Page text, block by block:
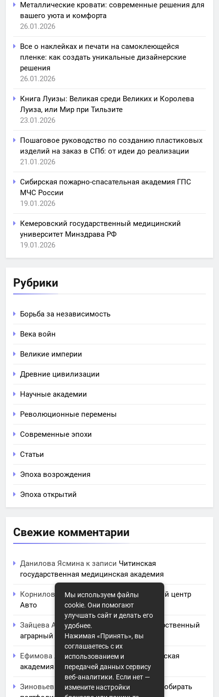
Металлические кровати: современные решения для
вашего уюта и комфорта
26.01.2026
Все о наклейках и печати на самоклеющейся
пленке: как создать уникальные дизайнерские
решения
26.01.2026
Книга Луизы: Великая среди Великих и Королева
Луиза, или Мир при Тильзите
23.01.2026
Пошаговое руководство по созданию пластиковых
изделий на заказ в СПб: от идеи до реализации
21.01.2026
Сибирская пожарно-спасательная академия ГПС
МЧС России
19.01.2026
Кемеровский государственный медицинский
университет Минздрава РФ
19.01.2026
Рубрики
Борьба за независимость
Века войн
Великие империи
Древние цивилизации
Научные академии
Революционные перемены
Современные эпохи
Статьи
Эпоха возрождения
Эпоха открытий
Свежие комментарии
Данилова Ясмина к записи Читинская
государственная медицинская академия
Корнилова Анитак записиЧПОУ Учебный центр
Авто
Зайцева Аринак записи
Курский государственный
аграрный университет им. И.И. Иванова
Ефимова Лидияк записиСеверо-Кавказская
академия управления
Зиновьев Радомирк записиИскусство собирать
Мы используем файлы
cookie. Они помогают
улучшать сайт и делать его
удобнее.
Нажимая «Принять», вы
соглашаетесь с их
использованием и
передачей данных сервису
веб-аналитики. Если нет —
измените настройки